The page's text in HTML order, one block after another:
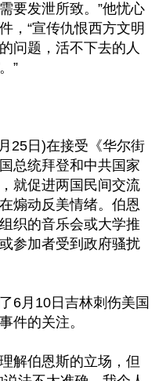
要发泄所致。”他忧心
，“宣传仇恨西方文明
问题，活不下去的人
”
25日)在接受《华尔街
总统拜登和中共国家
就促进两国民间交流
煽动反美情绪。伯恩
织的音乐会或大学推
参加者受到政府骚扰
6月10日吉林刺伤美国
件的关注。
解伯恩斯的立场，但